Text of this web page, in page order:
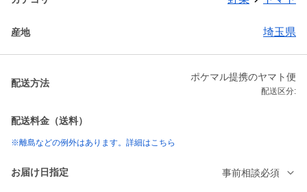
産地 埼玉県
配送方法
ポケマル提携のヤマト便
配送区分:
配送料金（送料）
※離島などの例外はあります。詳細はこちら
お届け日指定 事前相談必須